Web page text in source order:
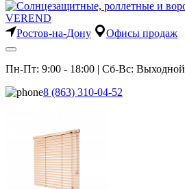
Ростов-на-Дону Офисы продаж
Пн-Пт: 9:00 - 18:00 | Сб-Вс: Выходной
8 (863) 310-04-52